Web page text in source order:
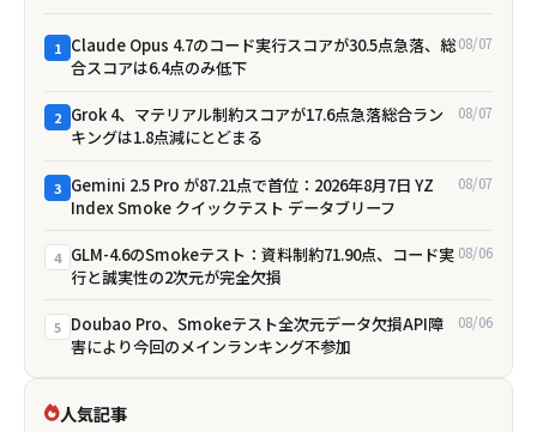
1 Claude Opus 4.7のコード実行スコアが30.5点急落、総
合スコアは6.4点のみ低下
08/07
2 Grok 4、マテリアル制約スコアが17.6点急落――総合ラン
キングは1.8点減にとどまる
08/07
3 Gemini 2.5 Pro が87.21点で首位：2026年8月7日 YZ
Index Smoke クイックテスト データブリーフ
08/07
4 GLM-4.6のSmokeテスト：資料制約71.90点、コード実
行と誠実性の2次元が完全欠損
08/06
5 Doubao Pro、Smokeテスト全次元データ欠損――API障
害により今回のメインランキング不参加
08/06
人気記事